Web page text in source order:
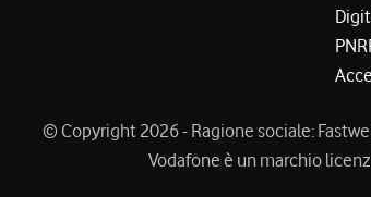
© Copyright 2026 - Ragione sociale:
Vodafone è un marchio